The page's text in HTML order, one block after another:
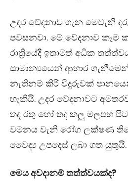
උදර වේදනාව ගැන මෙවැනි
පවසනවා. මේ වේදනාව කෑම
රාත්‍රියේදී ඉතාමත් අධික
සාමාන්‍යයෙන් ආහාර
නැතිනම් කිරි වීදුරුවක්
හැකියි. උදර වේදනාවට
තද රතු හෝ තද කලු මලපහ
වමනය වැනි රෝග ලක්ෂණ
වෛද්‍ය උපදෙස් ලබා ගත යුතුයි.
මෙය අවදානම් තත්ත්වයක්ද?